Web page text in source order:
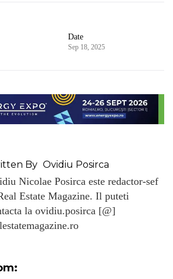
Date
Sep 18, 2025
By Ovidiu Posirca
Nicolae Posirca este redactor-sef
Estate Magazine. Il puteti
la ovidiu.posirca [@]